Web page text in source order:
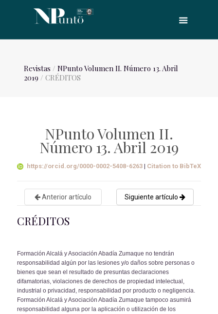
Revistas / NPunto Volumen II. Número 13. Abril
2019 / CRÉDITOS
NPunto Volumen II.
Número 13. Abril 2019
https://orcid.org/0000-0002-5408-6263| Citation to BibTeX
Anterior artículo Siguiente artículo
CRÉDITOS
Formación Alcalá y Asociación Abadía Zumaque no tendrán
responsabilidad algún por las lesiones y/o daños sobre personas o
bienes que sean el resultado de presuntas declaraciones
difamatorias, violaciones de derechos de propiedad intelectual,
industrial o privacidad, responsabilidad por producto o negligencia.
Formación Alcalá y Asociación Abadía Zumaque tampoco asumirá
responsabilidad alguna por la aplicación o utilización de los